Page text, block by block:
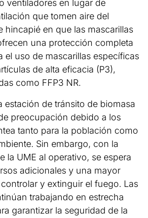
ventiladores en lugar de
que tomen aire del
hincapié en que las mascarillas
una protección completa
el uso de mascarillas específicas
de alta eficacia (P3),
como FFP3 NR.
estación de tránsito de biomasa
preocupación debido a los
tanto para la población como
Sin embargo, con la
la UME al operativo, se espera
adicionales y una mayor
y extinguir el fuego. Las
trabajando en estrecha
garantizar la seguridad de la